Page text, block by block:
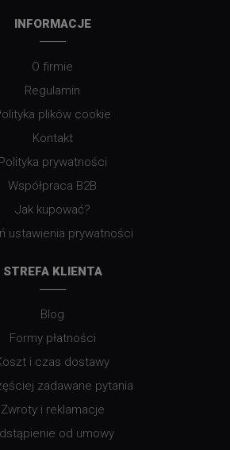
INFORMACJE
O firmie
Regulamin
plików cookie
Kontakt
Polityka prywatności
Współpraca B2B
Jak kupować?
ustawienia prywatności
STREFA KLIENTA
Blog
Formy płatności
i czas dostawy
zadawane pytania
Zwroty i reklamacje
od umowy